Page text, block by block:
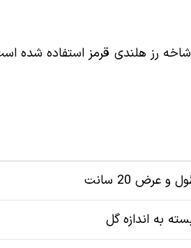
در این دسته گل از بهترین و تازه ترین رز های هلندی بازار ساخته شده است. در این دسته گل